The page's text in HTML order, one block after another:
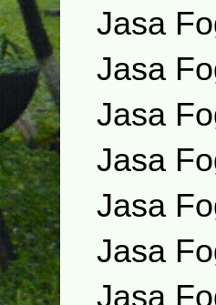
Jasa
Jasa
Jasa
Jasa
Jasa
Jasa
Jasa